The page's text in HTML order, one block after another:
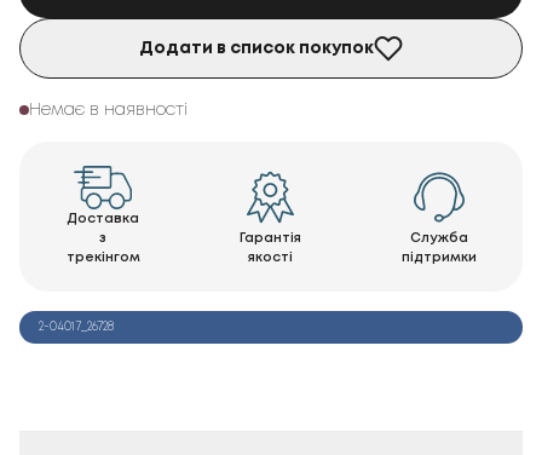
Додати в список покупок
Немає в наявності
Доставка
з
трекінгом
Гарантія
якості
Служба
підтримки
2-04017_26728